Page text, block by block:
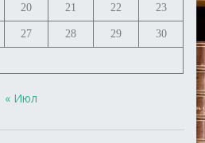
20 21 22 23
27 28 29 30
« Июл